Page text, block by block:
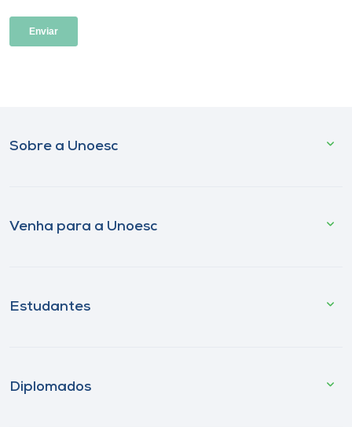
Sobre a Unoesc
Venha para a Unoesc
Estudantes
Diplomados